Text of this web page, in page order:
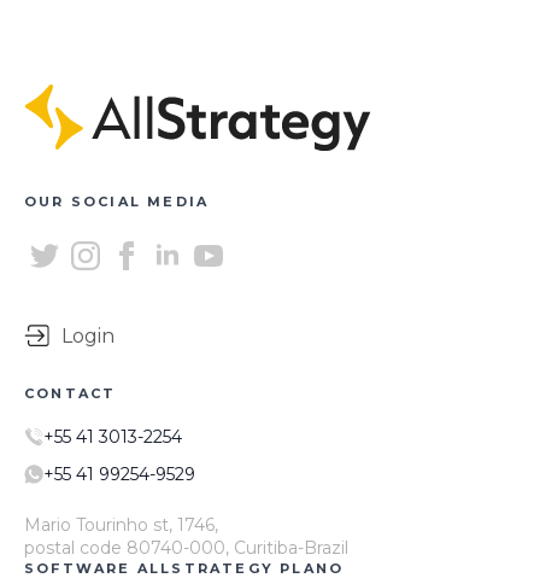
OUR SOCIAL MEDIA
Login
CONTACT
+55 41 3013-2254
+55 41 99254-9529
Mario Tourinho st, 1746,
postal code 80740-000, Curitiba-Brazil
SOFTWARE ALLSTRATEGY PLANO